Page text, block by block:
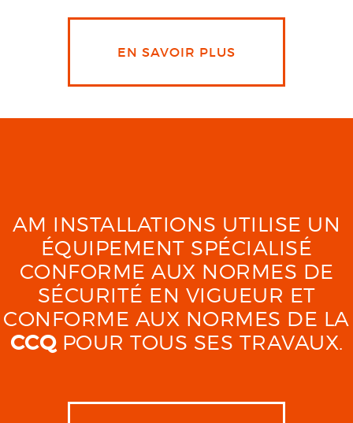
EN SAVOIR PLUS
AM INSTALLATIONS UTILISE UN
ÉQUIPEMENT SPÉCIALISÉ
CONFORME AUX NORMES DE
SÉCURITÉ EN VIGUEUR ET
CONFORME AUX NORMES DE LA
CCQPOUR TOUS SES TRAVAUX.